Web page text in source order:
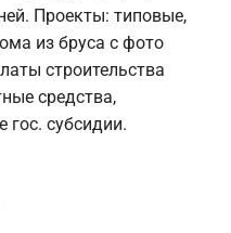
Проекты: типовые,
из бруса с фото
строительства
средства,
гос. субсидии.